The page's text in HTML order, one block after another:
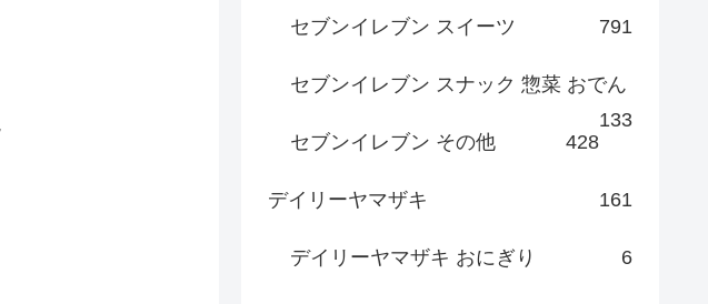
セブンイレブン スイーツ 791
セブンイレブン スナック 惣菜 おでん
133
セブンイレブン その他
428
デイリーヤマザキ 161
デイリーヤマザキ おにぎり 6